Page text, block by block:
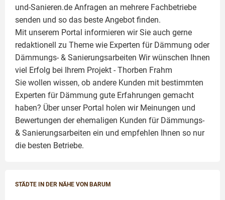
und-Sanieren.de Anfragen an mehrere Fachbetriebe
senden und so das beste Angebot finden.
Mit unserem Portal informieren wir Sie auch gerne
redaktionell zu Theme wie Experten für Dämmung oder
Dämmungs- & Sanierungsarbeiten Wir wünschen Ihnen
viel Erfolg bei Ihrem Projekt - Thorben Frahm
Sie wollen wissen, ob andere Kunden mit bestimmten
Experten für Dämmung gute Erfahrungen gemacht
haben? Über unser Portal holen wir Meinungen und
Bewertungen der ehemaligen Kunden für Dämmungs-
& Sanierungsarbeiten ein und empfehlen Ihnen so nur
die besten Betriebe.
STÄDTE IN DER NÄHE VON BARUM